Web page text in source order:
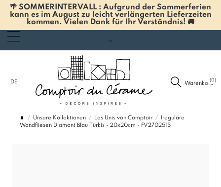
🌴 SOMMERINTERVALL : Aufgrund der Sommerferien
kann es im August zu leicht verlängerten Lieferzeiten
kommen. Vielen Dank für Ihr Verständnis! 🚚
DE Warenkorb
(0)
Unsere Kollektionen Les Unis von Comptoir
Ireguläre
Wandfliesen Diamant Blau Türkis - 20x20cm - FV2702515